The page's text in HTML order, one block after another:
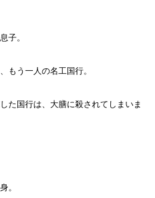
子。
もう一人の名工国行。
た国行は、大膳に殺されてしまいま
。